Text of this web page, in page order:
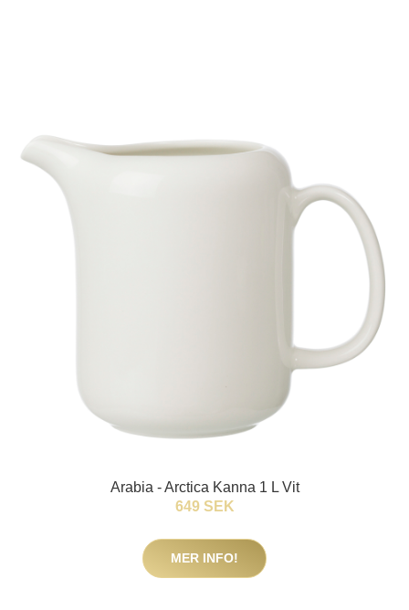
Arabia - Arctica Kanna 1 L Vit
649 SEK
MER INFO!